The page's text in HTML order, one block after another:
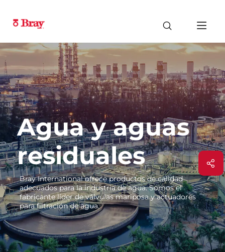
Agua y aguas
residuales
Bray International ofrece productos de calidad
adecuados para la industria de agua. Somos el
fabricante líder de válvulas mariposa y actuadores
para filtración de agua.